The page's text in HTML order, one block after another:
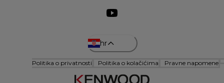
hr
Politika o privatnosti Politika o kolačićima Pravne napomene